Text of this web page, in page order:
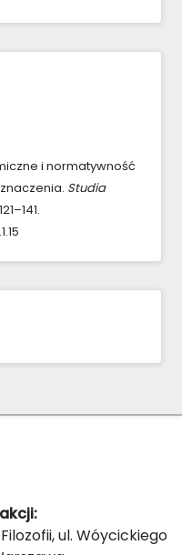
i normatywność
Studia
ul. Wóycickiego